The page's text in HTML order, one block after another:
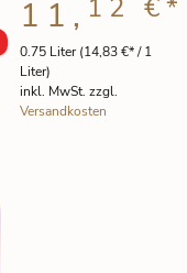
0.75 Liter(14,83 €* / 1
Liter)
inkl. MwSt. zzgl.
Versandkosten
11, 12 €*